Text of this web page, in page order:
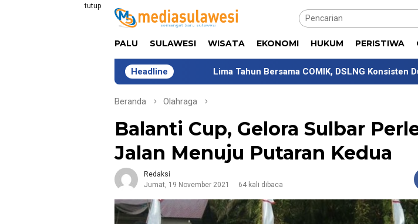
tutup
PALU SULAWESI WISATA EKONOMI HUKUM PERISTIWA
Headline
Lima Tahun Bersama COMIK, DSLNG Konsisten Dukung
Beranda Olahraga
Balanti Cup, Gelora Sulbar
Jalan Menuju Putaran Kedua
Redaksi
Jumat, 19 November 2021
64 kali dibaca